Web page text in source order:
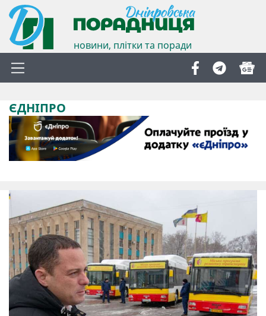
новини, плітки та поради
ЄДНІПРО